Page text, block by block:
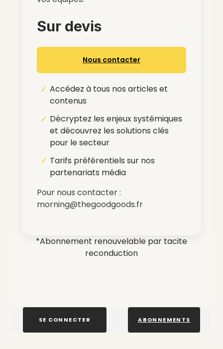
Sur devis
Nous contacter
Accédez à tous nos articles et
contenus
Décryptez les enjeux systémiques
et découvrez les solutions clés
pour le secteur
Tarifs préférentiels sur nos
partenariats média
Pour nous contacter :
morning@thegoodgoods.fr
*Abonnement renouvelable par tacite
reconduction
SE CONNECTER ABONNEMENTS